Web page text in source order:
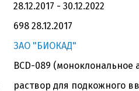
28.12.2017 - 30.12.2022
698 28.12.2017
ЗАО "БИОКАД"
BCD-089
раствор для подкожного